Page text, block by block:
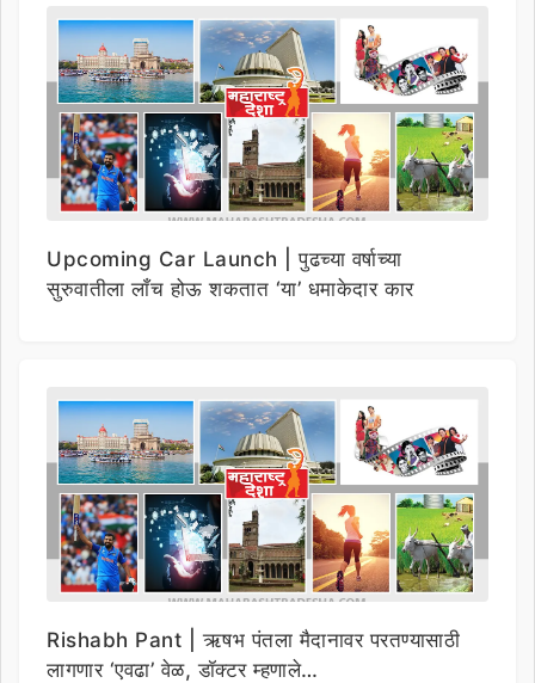
Upcoming Car Launch | पुढच्या वर्षाच्या
सुरुवातीला लाँच होऊ शकतात ‘या’ धमाकेदार कार
Rishabh Pant | ऋषभ पंतला मैदानावर परतण्यासाठी
लागणार ‘एवढा’ वेळ, डॉक्टर म्हणाले…